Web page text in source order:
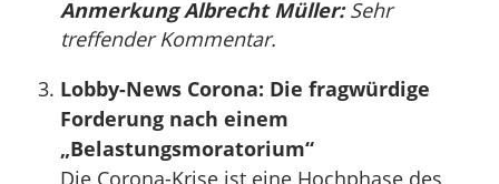
Anmerkung Albrecht Müller:Sehr
treffender Kommentar.
Lobby-News Corona: Die fragwürdige
Forderung nach einem
„Belastungsmoratorium“
Die Corona-Krise ist eine Hochphase des